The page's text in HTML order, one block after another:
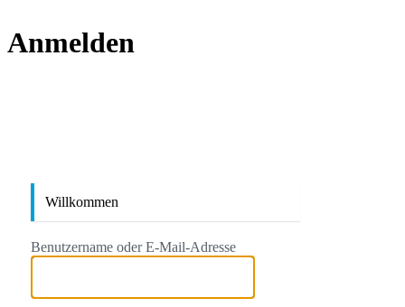
Anmelden
Willkommen
Benutzername oder E-Mail-Adresse